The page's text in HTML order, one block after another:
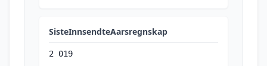
SisteInnsendteAarsregnskap
2 019